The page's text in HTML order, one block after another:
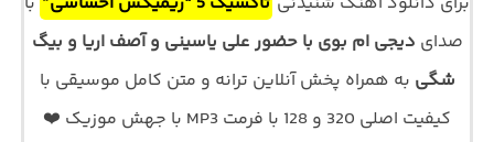
صدای دیجی ام بوی با حضور علی یاسینی و آصف اریا و بیگ
شگی به همراه پخش آنلاین ترانه و متن کامل موسیقی با
کیفیت اصلی 320 و 128 با فرمت MP3 با جهش موزیک ❤️